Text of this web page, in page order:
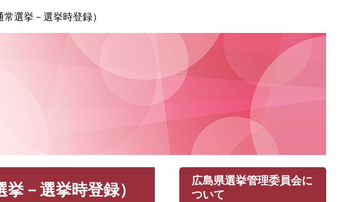
選挙－選挙時登録）
－選挙時登録）
広島県選挙管理委員会に
ついて